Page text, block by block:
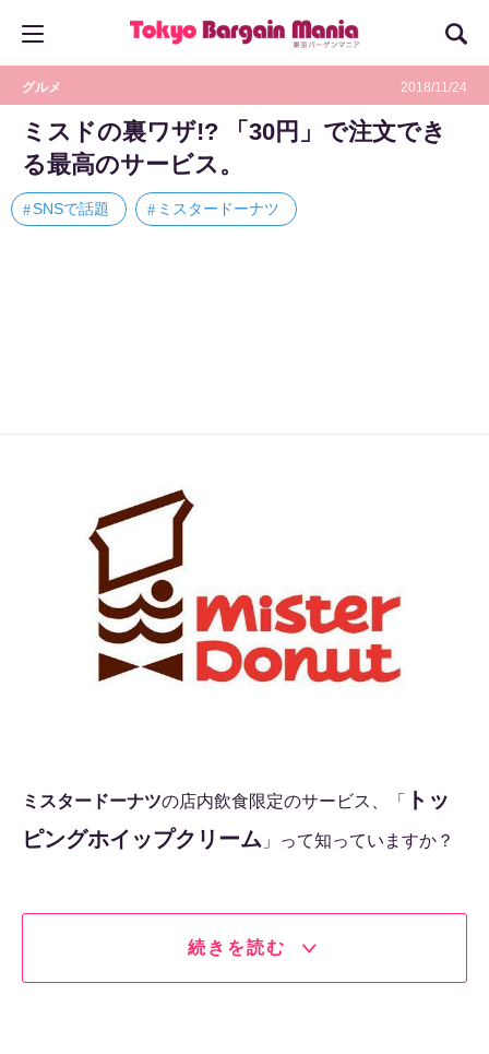
グルメ 2018/11/24
ミスドの裏ワザ!? 「30円」で注文でき
る最高のサービス。
SNSで話題 ミスタードーナツ
ミスタードーナツの店内飲食限定のサービス、「
トッ
ピングホイップクリーム 」って知っていますか？
続きを読む